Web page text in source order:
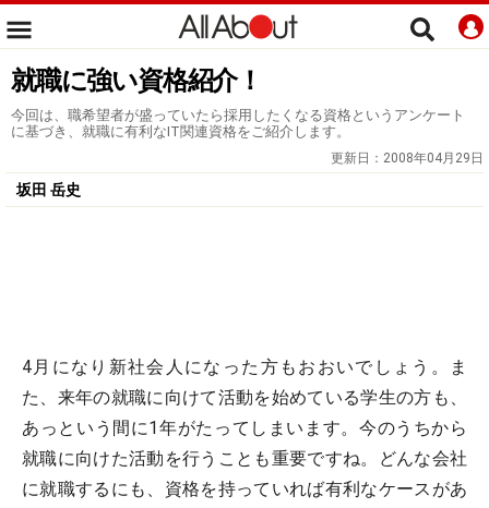
就職に強い資格紹介！
今回は、職希望者が盛っていたら採用したくなる資格というアンケート
に基づき、就職に有利なIT関連資格をご紹介します。
更新日： 2008年04月29日
坂田 岳史
4月になり新社会人になった方もおおいでしょう。ま
た、来年の就職に向けて活動を始めている学生の方も、
あっという間に1年がたってしまいます。今のうちから
就職に向けた活動を行うことも重要ですね。どんな会社
に就職するにも、資格を持っていれば有利なケースがあ